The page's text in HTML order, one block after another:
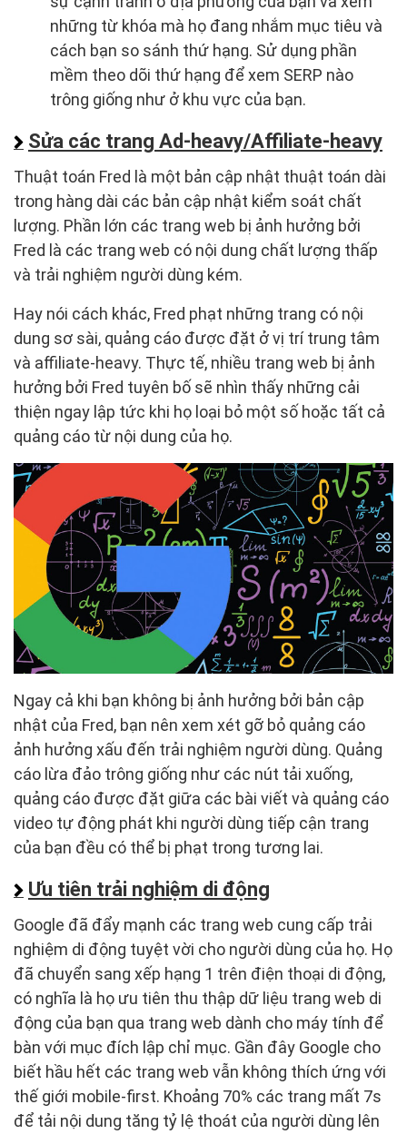
những từ khóa mà họ đang nhắm mục tiêu và
cách bạn so sánh thứ hạng. Sử dụng phần
mềm theo dõi thứ hạng để xem SERP nào
trông giống như ở khu vực của bạn.
Sửa các trang Ad-heavy/Affiliate-heavy
Thuật toán Fred là một bản cập nhật thuật toán dài
trong hàng dài các bản cập nhật kiểm soát chất
lượng. Phần lớn các trang web bị ảnh hưởng bởi
Fred là các trang web có nội dung chất lượng thấp
và trải nghiệm người dùng kém.
Hay nói cách khác, Fred phạt những trang có nội
dung sơ sài, quảng cáo được đặt ở vị trí trung tâm
và affiliate-heavy. Thực tế, nhiều trang web bị ảnh
hưởng bởi Fred tuyên bố sẽ nhìn thấy những cải
thiện ngay lập tức khi họ loại bỏ một số hoặc tất cả
quảng cáo từ nội dung của họ.
Ngay cả khi bạn không bị ảnh hưởng bởi bản cập
nhật của Fred, bạn nên xem xét gỡ bỏ quảng cáo
ảnh hưởng xấu đến trải nghiệm người dùng. Quảng
cáo lừa đảo trông giống như các nút tải xuống,
quảng cáo được đặt giữa các bài viết và quảng cáo
video tự động phát khi người dùng tiếp cận trang
của bạn đều có thể bị phạt trong tương lai.
Ưu tiên trải nghiệm di động
Google đã đẩy mạnh các trang web cung cấp trải
nghiệm di động tuyệt vời cho người dùng của họ. Họ
đã chuyển sang xếp hạng 1 trên điện thoại di động,
có nghĩa là họ ưu tiên thu thập dữ liệu trang web di
động của bạn qua trang web dành cho máy tính để
bàn với mục đích lập chỉ mục. Gần đây Google cho
biết hầu hết các trang web vẫn không thích ứng với
thế giới mobile-first. Khoảng 70% các trang mất 7s
để tải nội dung tăng tỷ lệ thoát của người dùng lên